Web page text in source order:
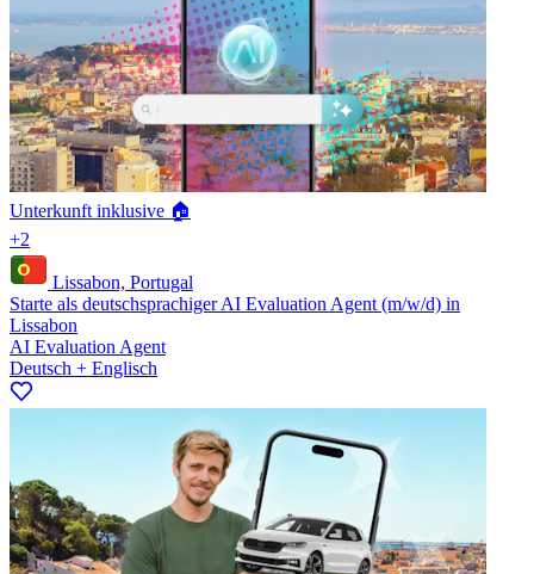
Unterkunft inklusive 🏠
+2
Lissabon, Portugal
Starte als deutschsprachiger AI Evaluation Agent (m/w/d) in
Lissabon
AI Evaluation Agent
Deutsch + Englisch